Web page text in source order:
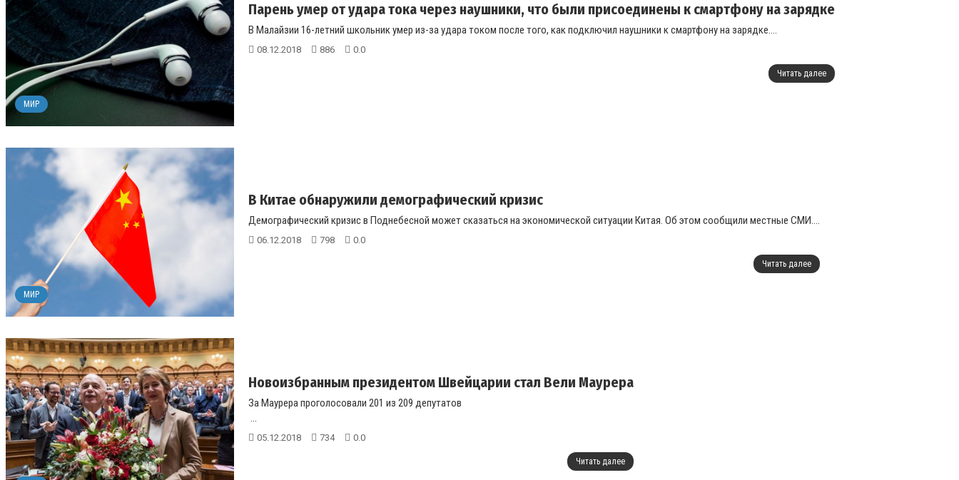
МИР
Парень умер от удара тока через наушники, что были присоединены к смартфону на зарядке
В Малайзии 16-летний школьник умер из-за удара током после того, как подключил наушники к смартфону на зарядке....
08.12.2018 886 0.0
Читать далее
МИР
В Китае обнаружили демографический кризис
Демографический кризис в Поднебесной может сказаться на экономической ситуации Китая. Об этом сообщили местные СМИ....
06.12.2018 798 0.0
Читать далее
Новоизбранным президентом Швейцарии стал Вели Маурера
За Маурера проголосовали 201 из 209 депутатов
...
05.12.2018 734 0.0
Читать далее